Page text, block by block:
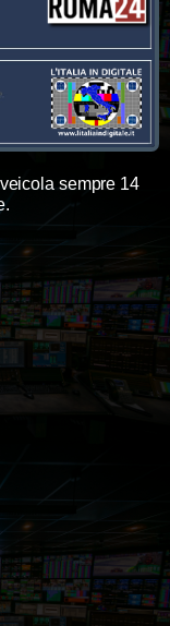
sempre 14